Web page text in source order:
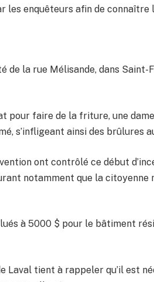
enquêteurs afin de connaître
de la rue Mélisande, dans Saint-
pour faire de la friture, une
s’infligeant ainsi des brûlures
ont contrôlé ce début
notamment que la citoyenne
à 5000 $ pour le bâtiment
Laval tient à rappeler qu’il est